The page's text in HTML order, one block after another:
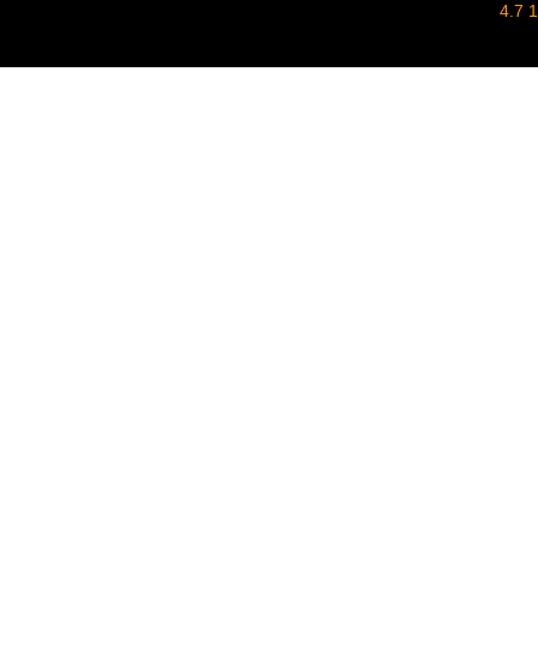
4.7